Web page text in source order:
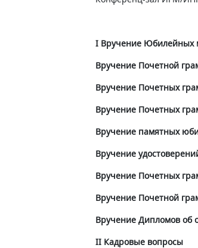
I Вручение Юбилейных
Вручение Почетной
Вручение Почетных
Вручение Почетных
Вручение памятных
Вручение
Вручение Почетных
Вручение Почетной
Вручение Дипломов об
II Кадровые вопросы